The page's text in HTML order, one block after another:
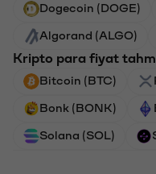
Dogecoin (DOGE)
Algorand (ALGO)
Kripto para fiyat
Bitcoin (BTC)
Bonk (BONK)
Solana (SOL)